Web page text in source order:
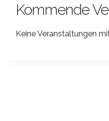
Kommende
Keine Veranstaltungen